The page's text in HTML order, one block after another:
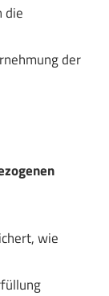
die
der
wie